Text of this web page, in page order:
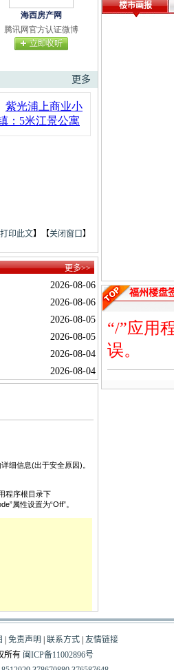
更多
打印此文】【关闭窗口】
楼市画报
福州楼盘
更多>>
免责声明 联系方式 友情链接
所有 闽ICP备11002896号